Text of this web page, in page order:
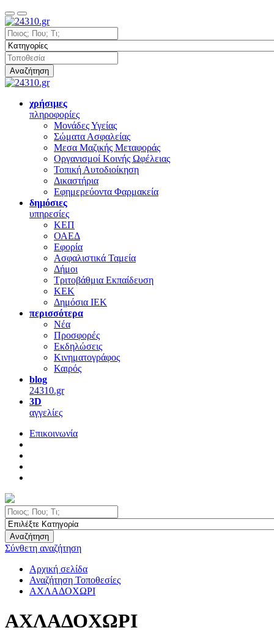
Αναζήτηση
χρήσιμες
πληροφορίες
Μονάδες Υγείας
Σώματα Ασφαλείας
Μεσα Μαζικής Μεταφοράς
Οργανισμοί Κοινής Ωφέλειας
Τοπική Αυτοδιοίκηση
Δικαστήρια
Εφημερεύοντα Φαρμακεία
δημόσιες
υπηρεσίες
ΚΕΠ
ΟΑΕΔ
Εφορία
Ασφαλιστικά Ταμεία
Δήμοι
Τριτοβάθμια Εκπαίδευση
ΚΕΚ
Δημόσια ΙΕΚ
περισσότερα
Νέα
Προσφορές
Εκδηλώσεις
Κινηματογράφος
Καιρός
blog
24310.gr
3D
αγγελίες
Επικοινωνία
Αναζήτηση
Σύνθετη αναζήτηση
Αρχική σελίδα
Αναζήτηση Τοποθεσίες
ΑΧΛΑΔΟΧΩΡΙ
ΑΧΛΑΔΟΧΩΡΙ